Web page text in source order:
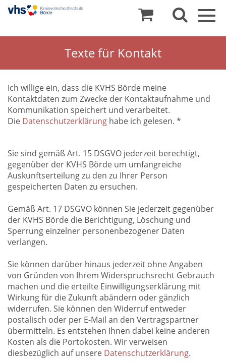
Texte für Kontakt
Ich willige ein, dass die KVHS Börde meine
Kontaktdaten zum Zwecke der Kontaktaufnahme und
Kommunikation speichert und verarbeitet.
Die Datenschutzerklärung habe ich gelesen. *
Sie sind gemäß Art. 15 DSGVO jederzeit berechtigt,
gegenüber der KVHS Börde um umfangreiche
Auskunftserteilung zu den zu Ihrer Person
gespeicherten Daten zu ersuchen.
Gemäß Art. 17 DSGVO können Sie jederzeit gegenüber
der KVHS Börde die Berichtigung, Löschung und
Sperrung einzelner personenbezogener Daten
verlangen.
Sie können darüber hinaus jederzeit ohne Angaben
von Gründen von Ihrem Widerspruchsrecht Gebrauch
machen und die erteilte Einwilligungserklärung mit
Wirkung für die Zukunft abändern oder gänzlich
widerrufen. Sie können den Widerruf entweder
postalisch oder per E-Mail an den Vertragspartner
übermitteln. Es entstehen Ihnen dabei keine anderen
Kosten als die Portokosten. Wir verweisen
diesbezüglich auf unsere Datenschutzerklärung.